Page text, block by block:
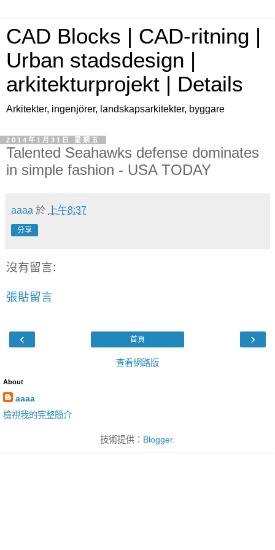
CAD Blocks | CAD-ritning |
Urban stadsdesign |
arkitekturprojekt | Details
Arkitekter, ingenjörer, landskapsarkitekter, byggare
2014年1月31日 星期五
Talented Seahawks defense dominates
in simple fashion - USA TODAY
aaaa 於 上午8:37
分享
沒有留言:
張貼留言
‹ ›
首頁
查看網路版
About
aaaa
檢視我的完整簡介
技術提供： Blogger.